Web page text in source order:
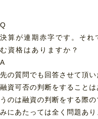
Q
決算が連期赤字です。それ
む資格はありますか？
A
先の質問でも回答させて頂
融資可否の判断をすること
うのは融資の判断をする際
みにあたっては全く問題あり